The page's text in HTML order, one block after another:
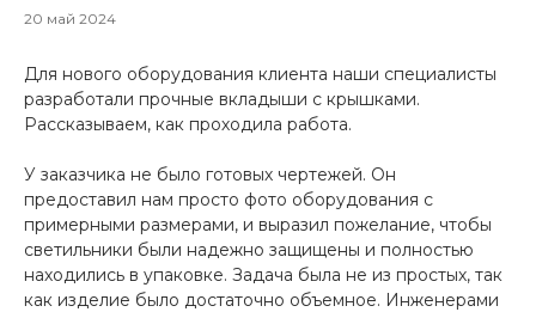
20 май 2024
Для нового оборудования клиента наши специалисты
разработали прочные вкладыши с крышками.
Рассказываем, как проходила работа.
У заказчика не было готовых чертежей. Он
предоставил нам просто фото оборудования с
примерными размерами, и выразил пожелание, чтобы
светильники были надежно защищены и полностью
находились в упаковке. Задача была не из простых, так
как изделие было достаточно объемное. Инженерами